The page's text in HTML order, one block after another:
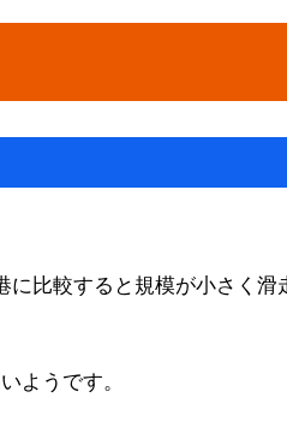
比較すると規模が小さく滑
ようです。